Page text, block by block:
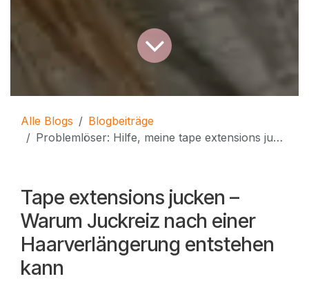
Alle Blogs
Blogbeiträge
Problemlöser: Hilfe, meine tape extensions jucken – Ursachen und Lösungen
Tape extensions jucken –
Warum Juckreiz nach einer
Haarverlängerung entstehen
kann